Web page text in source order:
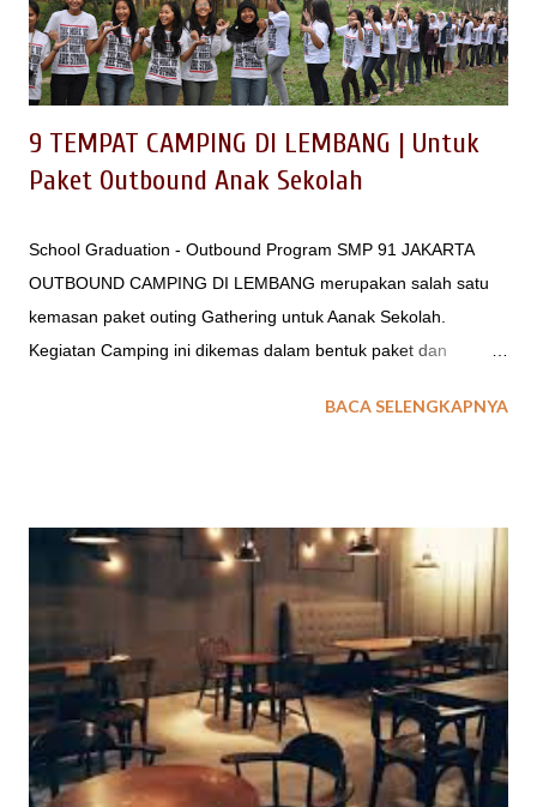
buah sampai ikan segar. Ternyata bayangan ini akan berubah
saat kita berkunjung langsung ke lokasi ini. Konsep Floating
Mark...
9 TEMPAT CAMPING DI LEMBANG | Untuk
Paket Outbound Anak Sekolah
School Graduation - Outbound Program SMP 91 JAKARTA
OUTBOUND CAMPING DI LEMBANG merupakan salah satu
kemasan paket outing Gathering untuk Aanak Sekolah.
Kegiatan Camping ini dikemas dalam bentuk paket dan
Party / Program Kelulusan Sekolah. Farewell Party / Program
kegiatan outbound atau field trip ataupun kegiatan pelatihan
penerimaan siswa baru, opsi penginapan tenda menjadi salah
satu pilihan. Lalu dimanakan tempat outbound camping di
Lembang yang cocok untuk kegiatan anak sekolah? Berikut ini
EO Spinach Indonesia memberikan gambaran beberapa lokasi
atau tempat Camping yang ada di Lembang Bandung. 1.
Taman Wisata Grafika Cikole Tempat Camping di Taman
Wisata Grafika Cikole ini direkomendasikan untuk anda yang
BACA SELENGKAPNYA